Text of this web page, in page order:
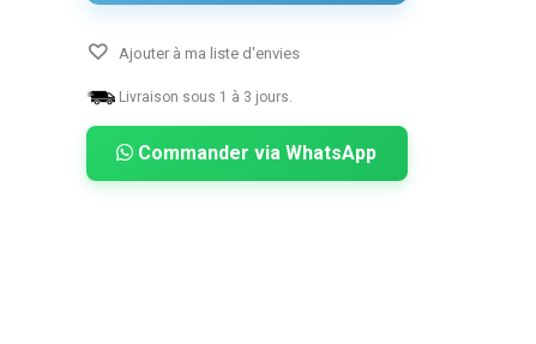
Ajouter à ma liste d'envies
Livraison sous 1 à 3 jours.
Commander via WhatsApp